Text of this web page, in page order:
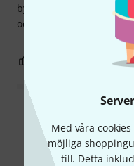
Med våra
möjliga
till. Detta
byta ut de 4 vanliga
och du har en stabil